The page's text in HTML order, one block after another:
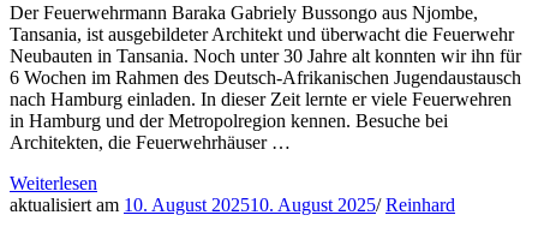
Der Feuerwehrmann Baraka Gabriely Bussongo aus Njombe,
Tansania, ist ausgebildeter Architekt und überwacht die Feuerwehr
Neubauten in Tansania. Noch unter 30 Jahre alt konnten wir ihn für
6 Wochen im Rahmen des Deutsch-Afrikanischen Jugendaustausch
nach Hamburg einladen. In dieser Zeit lernte er viele Feuerwehren
in Hamburg und der Metropolregion kennen. Besuche bei
Architekten, die Feuerwehrhäuser …
Weiterlesen
aktualisiert am 10. August 202510. August 2025/ Reinhard